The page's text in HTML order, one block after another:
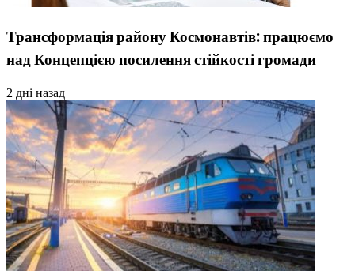
Трансформація району Космонавтів: працюємо
над Концепцією посилення стійкості громади
2 дні назад